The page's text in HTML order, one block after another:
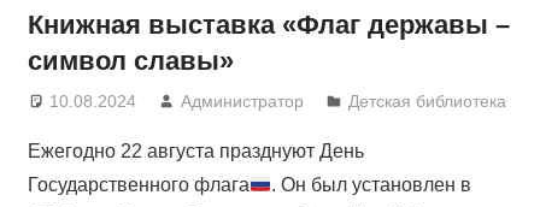
Книжная выставка «Флаг державы –
символ славы»
10.08.2024 Администратор Детская библиотека
Ежегодно 22 августа празднуют День
Государственного флага
. Он был установлен в